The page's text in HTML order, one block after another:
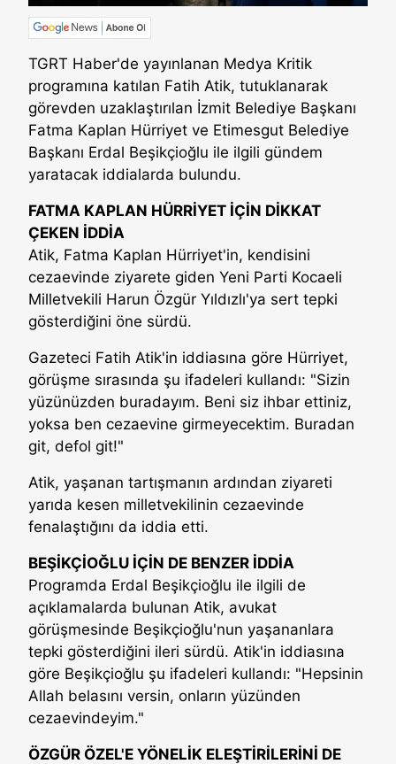
TGRT Haber'de yayınlanan Medya Kritik
programına katılan Fatih Atik, tutuklanarak
görevden uzaklaştırılan İzmit Belediye Başkanı
Fatma Kaplan Hürriyet ve Etimesgut Belediye
Başkanı Erdal Beşikçioğlu ile ilgili gündem
yaratacak iddialarda bulundu.
FATMA KAPLAN HÜRRİYET İÇİN DİKKAT
ÇEKEN İDDİA
Atik, Fatma Kaplan Hürriyet'in, kendisini
cezaevinde ziyarete giden Yeni Parti Kocaeli
Milletvekili Harun Özgür Yıldızlı'ya sert tepki
gösterdiğini öne sürdü.
Gazeteci Fatih Atik'in iddiasına göre Hürriyet,
görüşme sırasında şu ifadeleri kullandı: "Sizin
yüzünüzden buradayım. Beni siz ihbar ettiniz,
yoksa ben cezaevine girmeyecektim. Buradan
git, defol git!"
Atik, yaşanan tartışmanın ardından ziyareti
yarıda kesen milletvekilinin cezaevinde
fenalaştığını da iddia etti.
BEŞİKÇİOĞLU İÇİN DE BENZER İDDİA
Programda Erdal Beşikçioğlu ile ilgili de
açıklamalarda bulunan Atik, avukat
görüşmesinde Beşikçioğlu'nun yaşananlara
tepki gösterdiğini ileri sürdü. Atik'in iddiasına
göre Beşikçioğlu şu ifadeleri kullandı: "Hepsinin
Allah belasını versin, onların yüzünden
cezaevindeyim."
ÖZGÜR ÖZEL'E YÖNELİK ELEŞTİRİLERİNİ DE